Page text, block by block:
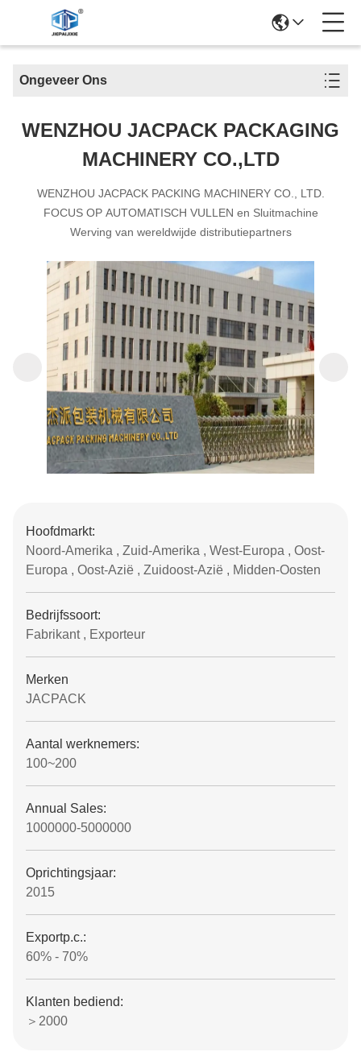
Ongeveer Ons
WENZHOU JACPACK PACKAGING
MACHINERY CO.,LTD
WENZHOU JACPACK PACKING MACHINERY CO., LTD.
FOCUS OP AUTOMATISCH VULLEN en Sluitmachine
Werving van wereldwijde distributiepartners
Hoofdmarkt:
Noord-Amerika , Zuid-Amerika , West-Europa , Oost-
Europa , Oost-Azië , Zuidoost-Azië , Midden-Oosten
Bedrijfssoort:
Fabrikant , Exporteur
Merken
JACPACK
Aantal werknemers:
100~200
Annual Sales:
1000000-5000000
Oprichtingsjaar:
2015
Exportp.c.:
60% - 70%
Klanten bediend:
＞2000